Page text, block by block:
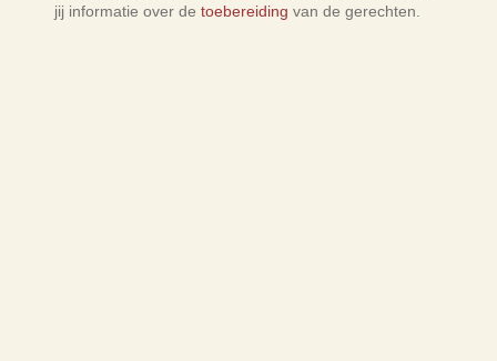
jij informatie over de toebereiding van de gerechten.